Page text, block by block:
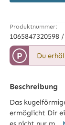
Produktnummer:
1065847320598
P Du
Beschreibung
Das
ermöglicht Dir